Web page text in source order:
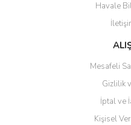
Ürün açıklamasında eksik
Ürün bilgilerinde hatalar
Ürün fiyatı diğer sitelerden
Havale
Mesafeli
Gizlilik
İptal ve
Kişisel